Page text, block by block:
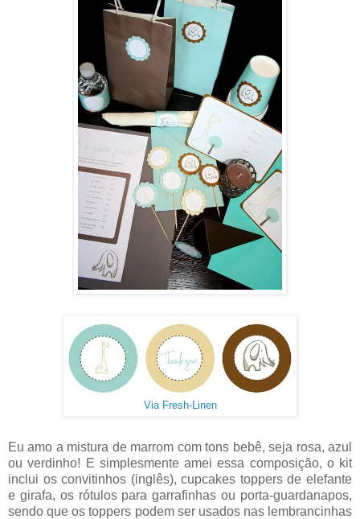
Via Fresh-Linen
Eu amo a mistura de marrom com tons bebê, seja rosa, azul
ou verdinho! E simplesmente amei essa composição, o kit
inclui os convitinhos (inglês), cupcakes toppers de elefante
e girafa, os rótulos para garrafinhas ou porta-guardanapos,
sendo que os toppers podem ser usados nas lembrancinhas